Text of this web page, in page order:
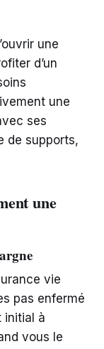
une
d’un
une
ses
de supports,
une
vie
pas enfermé
initial à
vous le